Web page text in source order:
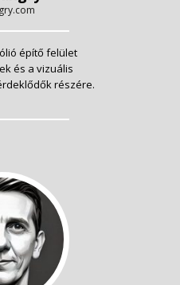
építő felület
és a vizuális
részére.